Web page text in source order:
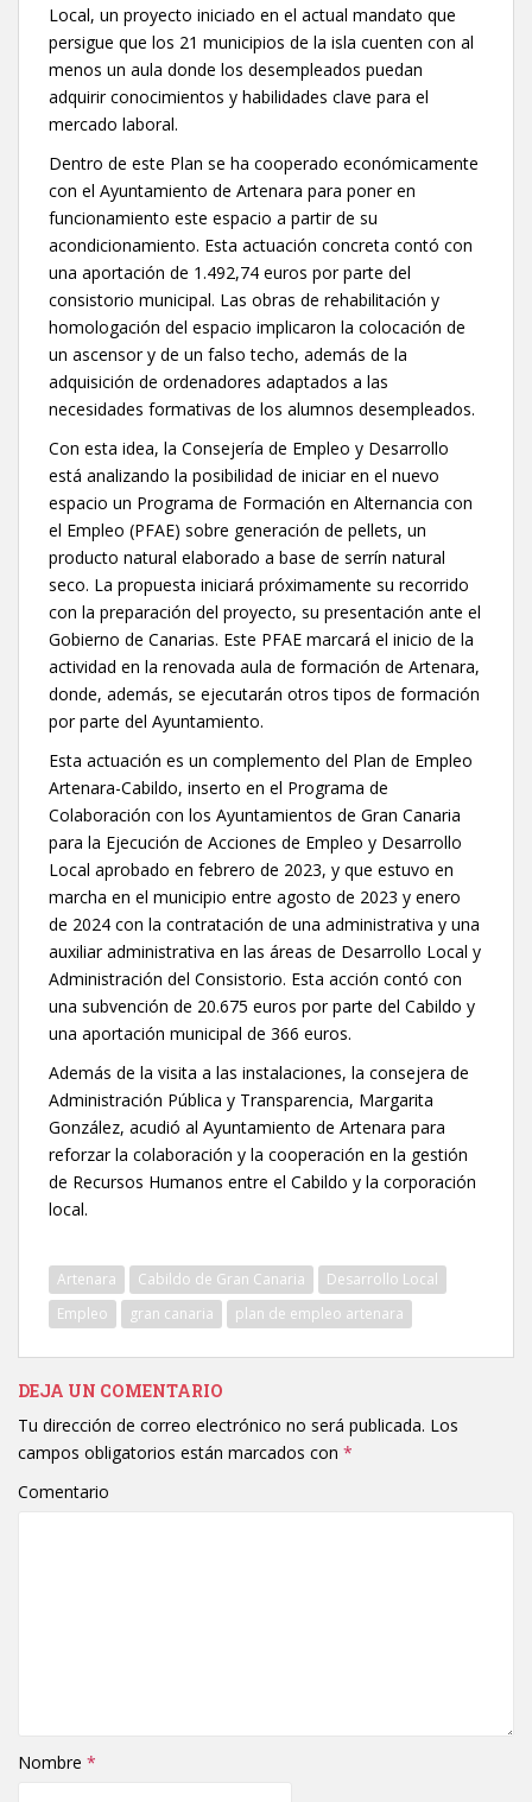
Local, un proyecto iniciado en el actual mandato que
persigue que los 21 municipios de la isla cuenten con al
menos un aula donde los desempleados puedan
adquirir conocimientos y habilidades clave para el
mercado laboral.
Dentro de este Plan se ha cooperado económicamente
con el Ayuntamiento de Artenara para poner en
funcionamiento este espacio a partir de su
acondicionamiento. Esta actuación concreta contó con
una aportación de 1.492,74 euros por parte del
consistorio municipal. Las obras de rehabilitación y
homologación del espacio implicaron la colocación de
un ascensor y de un falso techo, además de la
adquisición de ordenadores adaptados a las
necesidades formativas de los alumnos desempleados.
Con esta idea, la Consejería de Empleo y Desarrollo
está analizando la posibilidad de iniciar en el nuevo
espacio un Programa de Formación en Alternancia con
el Empleo (PFAE) sobre generación de pellets, un
producto natural elaborado a base de serrín natural
seco. La propuesta iniciará próximamente su recorrido
con la preparación del proyecto, su presentación ante el
Gobierno de Canarias. Este PFAE marcará el inicio de la
actividad en la renovada aula de formación de Artenara,
donde, además, se ejecutarán otros tipos de formación
por parte del Ayuntamiento.
Esta actuación es un complemento del Plan de Empleo
Artenara-Cabildo, inserto en el Programa de
Colaboración con los Ayuntamientos de Gran Canaria
para la Ejecución de Acciones de Empleo y Desarrollo
Local aprobado en febrero de 2023, y que estuvo en
marcha en el municipio entre agosto de 2023 y enero
de 2024 con la contratación de una administrativa y una
auxiliar administrativa en las áreas de Desarrollo Local y
Administración del Consistorio. Esta acción contó con
una subvención de 20.675 euros por parte del Cabildo y
una aportación municipal de 366 euros.
Además de la visita a las instalaciones, la consejera de
Administración Pública y Transparencia, Margarita
González, acudió al Ayuntamiento de Artenara para
reforzar la colaboración y la cooperación en la gestión
de Recursos Humanos entre el Cabildo y la corporación
local.
Artenara Cabildo de Gran Canaria
Desarrollo Local
Empleo
gran canaria plan de empleo artenara
DEJA UN COMENTARIO
Tu dirección de correo electrónico no será publicada. Los
campos obligatorios están marcados con *
Comentario
Nombre *